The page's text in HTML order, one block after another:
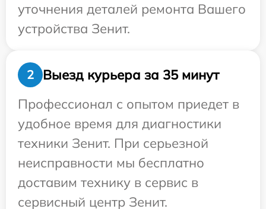
уточнения деталей ремонта Вашего
устройства Зенит.
2
Выезд курьера за 35 минут
Профессионал с опытом приедет в
удобное время для диагностики
техники Зенит. При серьезной
неисправности мы бесплатно
доставим технику в сервис в
сервисный центр Зенит.